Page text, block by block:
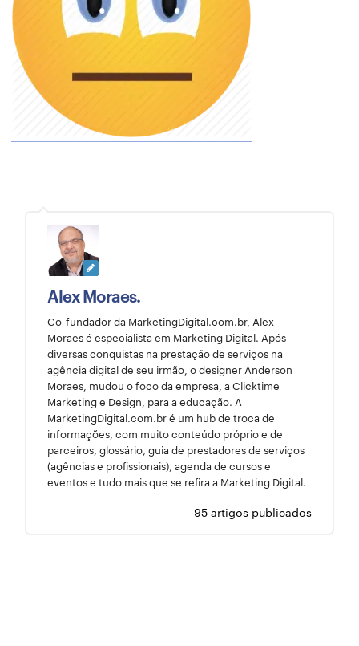
Alex Moraes.
Co-fundador da MarketingDigital.com.br, Alex
Moraes é especialista em Marketing Digital. Após
diversas conquistas na prestação de serviços na
agência digital de seu irmão, o designer Anderson
Moraes, mudou o foco da empresa, a Clicktime
Marketing e Design, para a educação. A
MarketingDigital.com.br é um hub de troca de
informações, com muito conteúdo próprio e de
parceiros, glossário, guia de prestadores de serviços
(agências e profissionais), agenda de cursos e
eventos e tudo mais que se refira a Marketing Digital.
95 artigos publicados